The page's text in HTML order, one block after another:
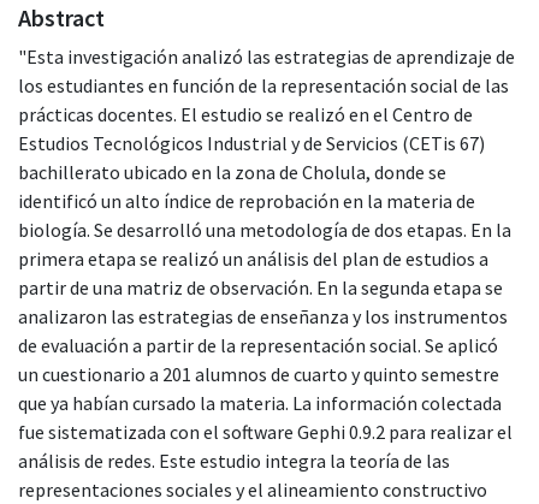
Abstract
"Esta investigación analizó las estrategias de aprendizaje de
los estudiantes en función de la representación social de las
prácticas docentes. El estudio se realizó en el Centro de
Estudios Tecnológicos Industrial y de Servicios (CETis 67)
bachillerato ubicado en la zona de Cholula, donde se
identificó un alto índice de reprobación en la materia de
biología. Se desarrolló una metodología de dos etapas. En la
primera etapa se realizó un análisis del plan de estudios a
partir de una matriz de observación. En la segunda etapa se
analizaron las estrategias de enseñanza y los instrumentos
de evaluación a partir de la representación social. Se aplicó
un cuestionario a 201 alumnos de cuarto y quinto semestre
que ya habían cursado la materia. La información colectada
fue sistematizada con el software Gephi 0.9.2 para realizar el
análisis de redes. Este estudio integra la teoría de las
representaciones sociales y el alineamiento constructivo